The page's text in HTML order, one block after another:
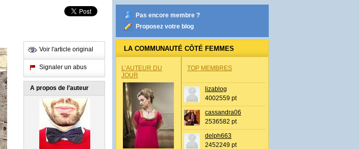
Voir l'article original
Signaler un abus
A propos de l’auteur
Pas encore membre ?
Proposez votre blog
LA COMMUNAUTÉ CÔTÉ FEMMES
L’AUTEUR DU
JOUR
TOP MEMBRES
lizablog
4002559 pt
cassandra06
2536582 pt
delph663
2452249 pt